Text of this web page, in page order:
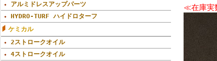
アルミドレスアップパーツ
HYDRO-TURF ハイドロターフ
ケミカル
2ストロークオイル
4ストロークオイル
≪在庫実